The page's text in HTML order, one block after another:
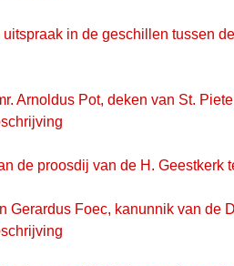
in de geschillen tussen
Arnoldus Pot, deken van St.
de proosdij van de H. Geestkerk
Gerardus Foec, kanunnik van de